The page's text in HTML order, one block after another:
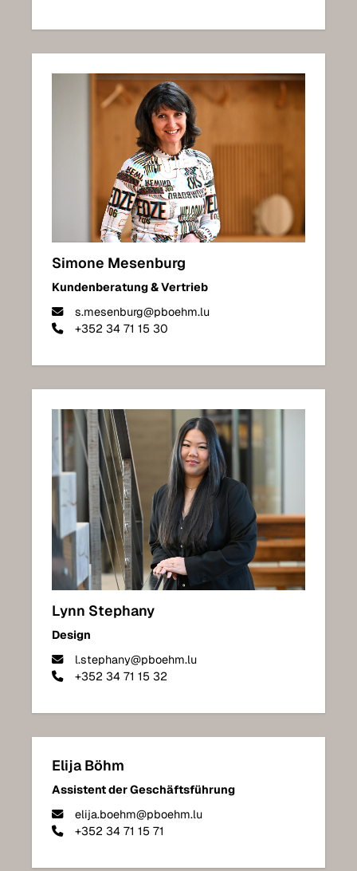
Simone Mesenburg
Kundenberatung & Vertrieb
s.mesenburg@pboehm.lu
+352 34 71 15 30
Lynn Stephany
Design
l.stephany@pboehm.lu
+352 34 71 15 32
Elija Böhm
Assistent der Geschäftsführung
elija.boehm@pboehm.lu
+352 34 71 15 71